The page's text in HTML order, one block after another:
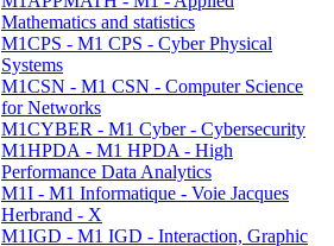
Mathematics and statistics
M1CPS - M1 CPS - Cyber Physical
Systems
M1CSN - M1 CSN - Computer Science
for Networks
M1CYBER - M1 Cyber - Cybersecurity
M1HPDA - M1 HPDA - High
Performance Data Analytics
M1I - M1 Informatique - Voie Jacques
Herbrand - X
M1IGD - M1 IGD - Interaction, Graphic